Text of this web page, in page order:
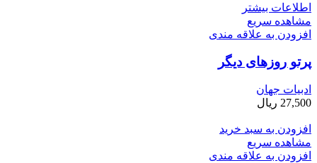
اطلاعات بیشتر
مشاهده سریع
افزودن به علاقه مندی
پرتو روزهای دیگر
ادبیات جهان
27,500 ریال
افزودن به سبد خرید
مشاهده سریع
افزودن به علاقه مندی